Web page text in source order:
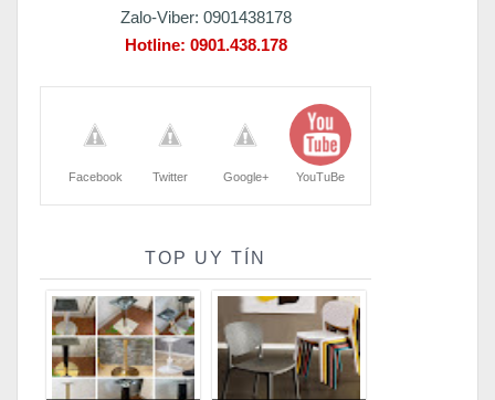
Zalo-Viber: 0901438178
Hotline: 0901.438.178
Facebook Twitter Google+ YouTuBe
TOP UY TÍN